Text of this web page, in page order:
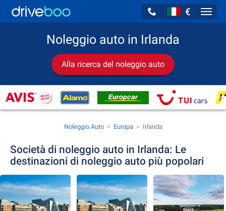
€
Noleggio auto in Irlanda
Alla ricerca del noleggio auto
Noleggio Auto Europa Irlanda
Società di noleggio auto in Irlanda: Le
destinazioni di noleggio auto più popolari